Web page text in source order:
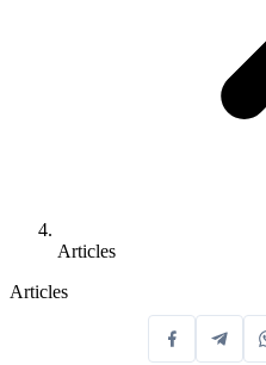
Articles
Articles